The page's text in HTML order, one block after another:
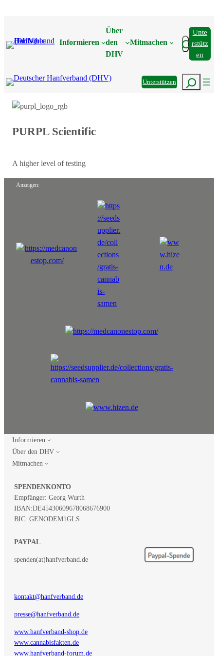
Informieren
Über
den
DHV
Mitmachen Suchen
Unte
Rstütz
En
UnterstützenSuchen
PURPL Scientific
A higher level of testing
Anzeigen:
Informieren
Über den DHV
Mitmachen
SPENDENKONTO
Empfänger: Georg Wurth
IBAN:DE45430609678068676900
BIC: GENODEM1GLS
PAYPAL
spenden(at)hanfverband.de
kontakt@hanfverband.de
presse@hanfverband.de
www.hanfverband-shop.de
www.cannabisfakten.de
www.hanfverband-forum.de